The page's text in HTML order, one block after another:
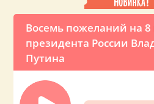
Восемь пожеланий на 8
президента России
Путина